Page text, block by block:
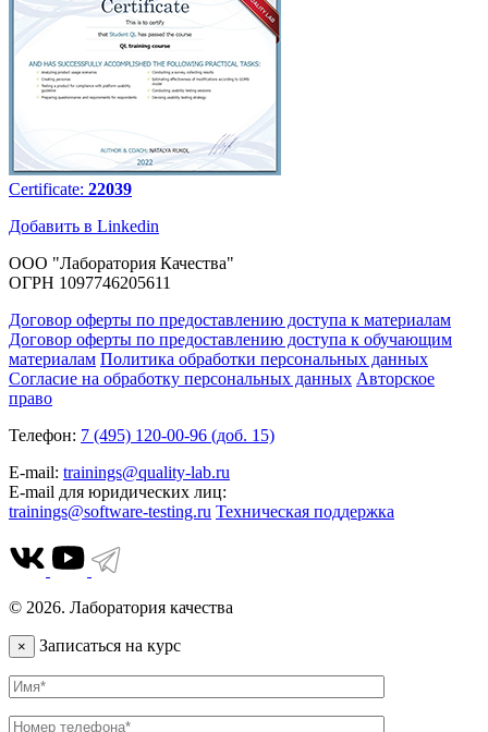
Certificate: 22039
Добавить в Linkedin
ООО "Лаборатория Качества"
ОГРН 1097746205611
Договор оферты по предоставлению доступа к материалам
Договор оферты по предоставлению доступа к обучающим
материалам Политика обработки персональных данных
Согласие на обработку персональных данных Авторское
право
Телефон: 7 (495) 120-00-96 (доб. 15)
E-mail: trainings@quality-lab.ru
E-mail для юридических лиц:
trainings@software-testing.ru Техническая поддержка
© 2026. Лаборатория качества
× Записаться на курс